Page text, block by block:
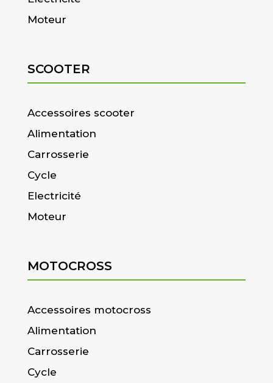
Moteur
SCOOTER
Accessoires scooter
Alimentation
Carrosserie
Cycle
Electricité
Moteur
MOTOCROSS
Accessoires motocross
Alimentation
Carrosserie
Cycle